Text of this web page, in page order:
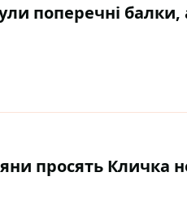
поперечні балки,
просять Кличка